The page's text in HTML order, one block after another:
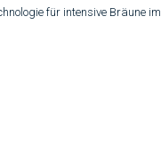
für intensive Bräune im